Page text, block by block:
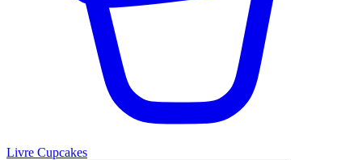
Livre Cupcakes